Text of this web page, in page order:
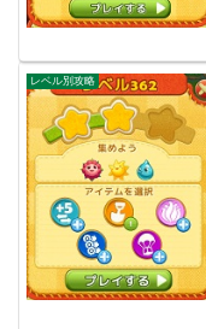
レベル別攻略